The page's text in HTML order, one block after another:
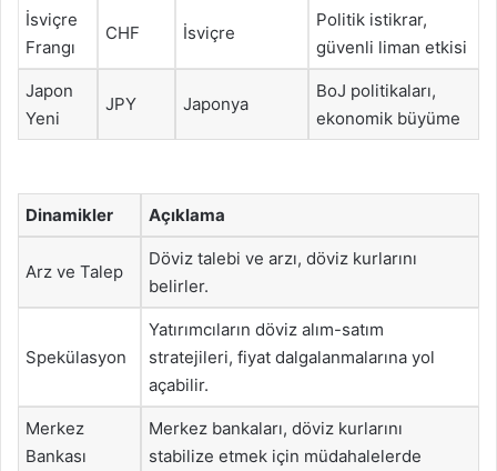
İsviçre
Frangı
CHF İsviçre
Politik istikrar,
güvenli liman etkisi
Japon
Yeni
JPY Japonya
BoJ politikaları,
ekonomik büyüme
Dinamikler Açıklama
Arz ve Talep
Döviz talebi ve arzı, döviz kurlarını
belirler.
Spekülasyon
Yatırımcıların döviz alım-satım
stratejileri, fiyat dalgalanmalarına yol
açabilir.
Merkez
Bankası
Merkez bankaları, döviz kurlarını
stabilize etmek için müdahalelerde